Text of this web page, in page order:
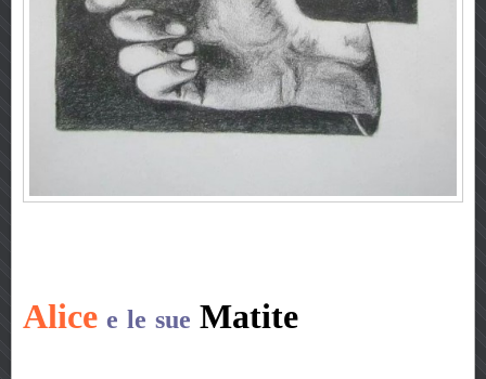
Alice e le sue Matite